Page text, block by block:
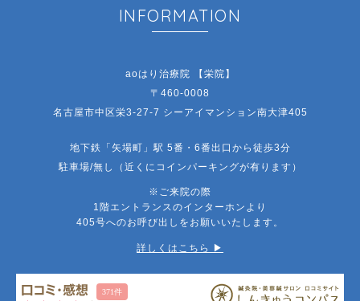
INFORMATION
aoはり治療院 【栄院】
〒460-0008
名古屋市中区栄3-27-7 シーアイマンション南大津405
地下鉄「矢場町」駅 5番・6番出口から徒歩3分
駐車場/無し（近くにコインパーキングが有ります）
※ご来院の際
1階エントランスのインターホンより
405号へのお呼び出しをお願いいたします。
詳しくはこちら ▶︎